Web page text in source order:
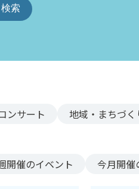
ンサート 地域・まちづく
開催のイベント 今月開催